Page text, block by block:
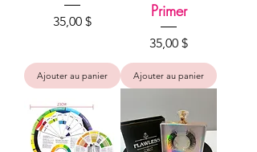
Prix
35,00 $
Ajouter au panier
Primer
Prix
35,00 $
Ajouter au panier